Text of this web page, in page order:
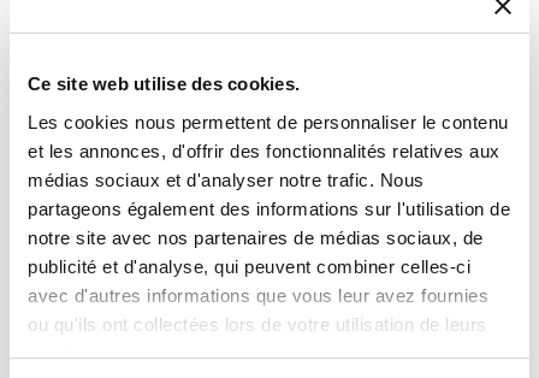
Ce site web utilise des cookies.
Les cookies nous permettent de personnaliser le contenu
et les annonces, d'offrir des fonctionnalités relatives aux
médias sociaux et d'analyser notre trafic. Nous
partageons également des informations sur l'utilisation de
notre site avec nos partenaires de médias sociaux, de
publicité et d'analyse, qui peuvent combiner celles-ci
avec d'autres informations que vous leur avez fournies
ou qu'ils ont collectées lors de votre utilisation de leurs
services.
Software disponible en Getac para dispositivos informáticos